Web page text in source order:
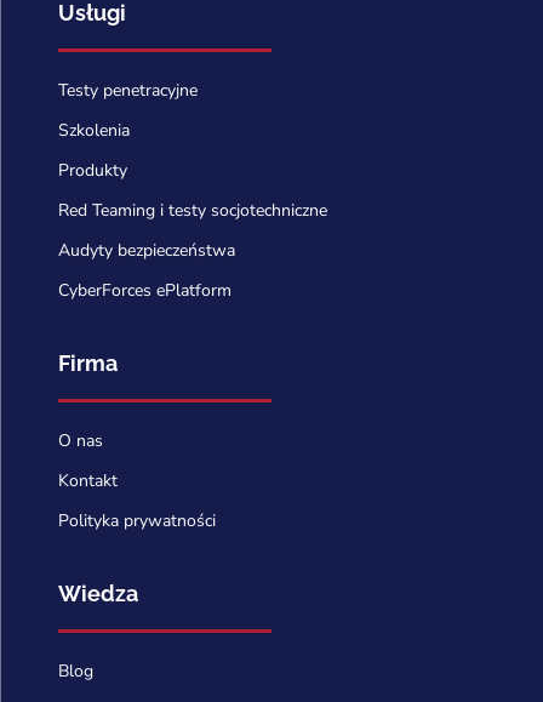
Usługi
Testy penetracyjne
Szkolenia
Produkty
Red Teaming i testy socjotechniczne
Audyty bezpieczeństwa
CyberForces ePlatform
Firma
O nas
Kontakt
Polityka prywatności
Wiedza
Blog